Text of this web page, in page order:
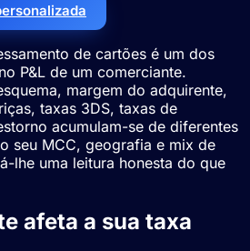
de cartões é um dos
P&L de um comerciante.
margem do adquirente,
taxas 3DS, taxas de
acumulam-se de diferentes
seu MCC, geografia e mix de
lhe uma leitura honesta do que
afeta a sua taxa